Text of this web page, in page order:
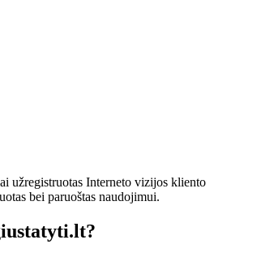
užregistruotas Interneto vizijos kliento
bei paruoštas naudojimui.